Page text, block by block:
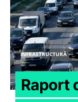
INFRASTRUCTURĂ
Raport